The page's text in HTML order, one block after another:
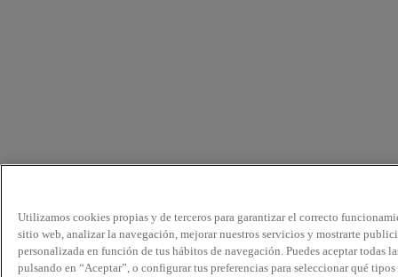
Utilizamos cookies propias y de terceros para garantizar el correcto
sitio web, analizar la navegación, mejorar nuestros servicios y mostrarte
personalizada en función de tus hábitos de navegación. Puedes aceptar todas
pulsando en “Aceptar”, o configurar tus preferencias para seleccionar qué tipos